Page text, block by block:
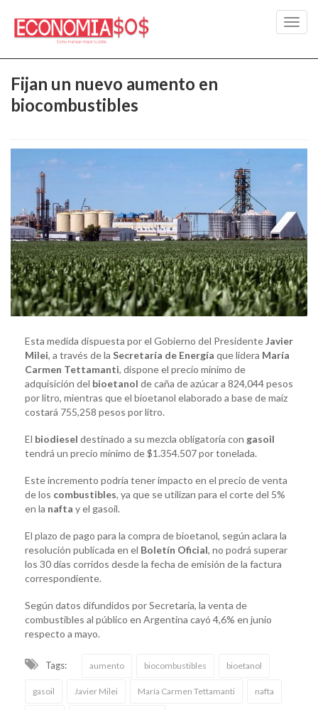
Fijan un nuevo aumento en
biocombustibles
Esta medida dispuesta por el Gobierno del PresidenteJavier
Milei, a través de la Secretaría de Energía que lidera María
Carmen Tettamanti, dispone el precio mínimo de
adquisición del bioetanol de caña de azúcar a 824,044 pesos
por litro, mientras que el bioetanol elaborado a base de maíz
costará 755,258 pesos por litro.
El biodiesel destinado a su mezcla obligatoria con gasoil
tendrá un precio mínimo de $1.354.507 por tonelada.
Este incremento podría tener impacto en el precio de venta
de los combustibles, ya que se utilizan para el corte del 5%
en la nafta y el gasoil.
El plazo de pago para la compra de bioetanol, según aclara la
resolución publicada en el Boletín Oficial, no podrá superar
los 30 días corridos desde la fecha de emisión de la factura
correspondiente.
Según datos difundidos por Secretaría, la venta de
combustibles al público en Argentina cayó 4,6% en junio
respecto a mayo.
Tags: aumento biocombustibles bioetanol
gasoil Javier Milei María Carmen Tettamanti nafta